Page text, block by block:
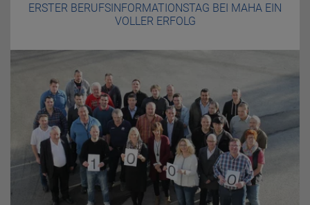
ERSTER BERUFSINFORMATIONSTAG BEI MAHA EIN
VOLLER ERFOLG